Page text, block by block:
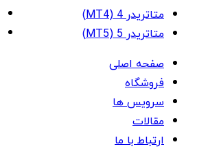
متاتریدر 4 (MT4)
متاتریدر 5 (MT5)
صفحه اصلی
فروشگاه
سرویس ها
مقالات
ارتباط با ما